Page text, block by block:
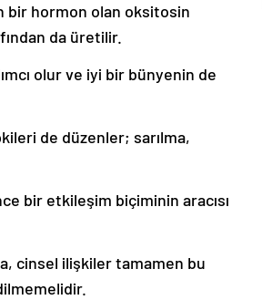
bir hormon olan oksitosin
da üretilir.
olur ve iyi bir bünyenin de
de düzenler; sarılma,
bir etkileşim biçiminin aracısı
cinsel ilişkiler tamamen bu